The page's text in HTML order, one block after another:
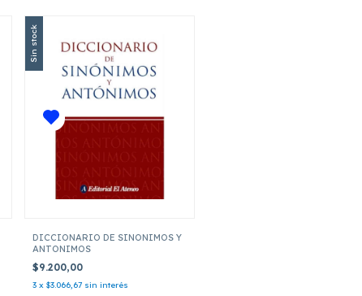
Sin stock
DICCIONARIO DE SINONIMOS Y
ANTONIMOS
$9.200,00
3 x $3.066,67 sin interés